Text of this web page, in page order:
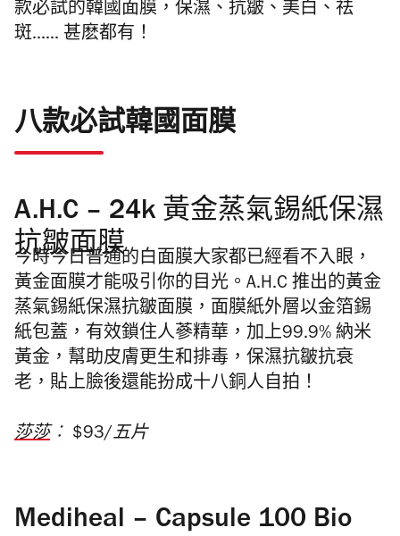
款必試的韓國面膜，保濕、抗皺、美白、祛
斑...... 甚麽都有！
八款必試韓國面膜
A.H.C – 24k 黃金蒸氣錫紙保濕
抗皺面膜
今時今日普通的白面膜大家都已經看不入眼，
黃金面膜才能吸引你的目光。A.H.C 推出的黃金
蒸氣錫紙保濕抗皺面膜，面膜紙外層以金箔錫
紙包蓋，有效鎖住人蔘精華，加上99.9% 納米
黃金，幫助皮膚更生和排毒，保濕抗皺抗衰
老，貼上臉後還能扮成十八銅人自拍！
莎莎︰ $93/五片
Mediheal – Capsule 100 Bio